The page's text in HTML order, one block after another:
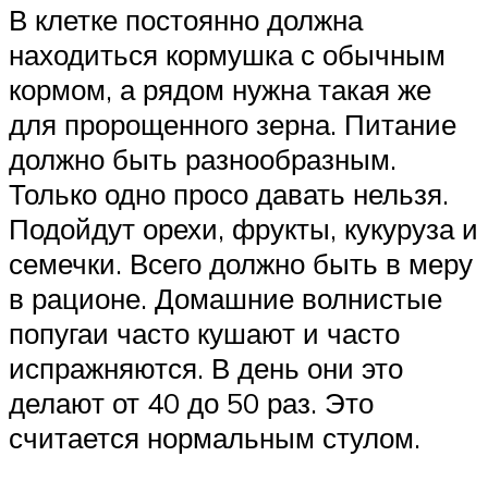
В клетке постоянно должна
находиться кормушка с обычным
кормом, а рядом нужна такая же
для пророщенного зерна. Питание
должно быть разнообразным.
Только одно просо давать нельзя.
Подойдут орехи, фрукты, кукуруза и
семечки. Всего должно быть в меру
в рационе. Домашние волнистые
попугаи часто кушают и часто
испражняются. В день они это
делают от 40 до 50 раз. Это
считается нормальным стулом.